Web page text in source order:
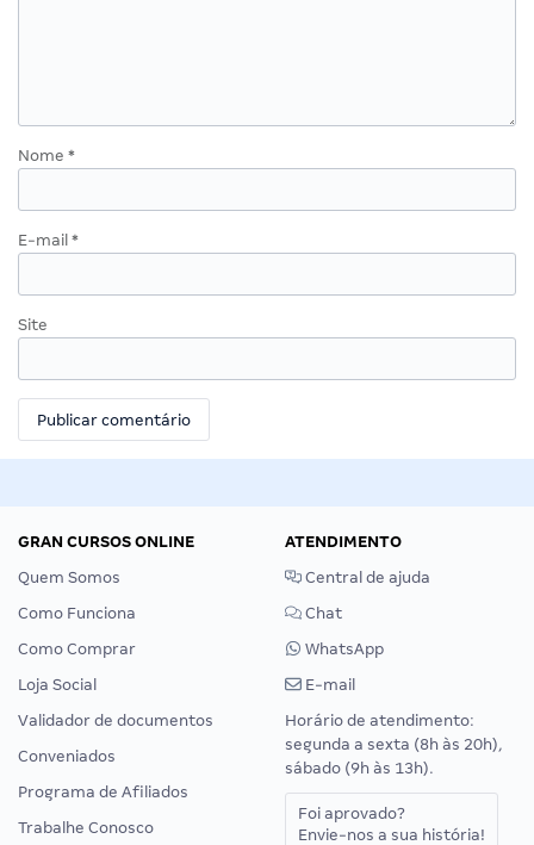
Nome *
E-mail *
Site
GRAN CURSOS ONLINE
Quem Somos
Como Funciona
Como Comprar
Loja Social
Validador de documentos
Conveniados
Programa de Afiliados
Trabalhe Conosco
ATENDIMENTO
Central de ajuda
Chat
WhatsApp
E-mail
Horário de atendimento:
segunda a sexta (8h às 20h),
sábado (9h às 13h).
Foi aprovado?
Envie-nos a sua história!